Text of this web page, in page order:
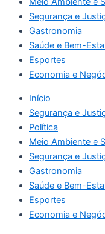
Segurança e
Gastronomia
Saúde e Bem-
Esportes
Economia e
Início
Segurança e
Política
Meio Ambiente e
Segurança e
Gastronomia
Saúde e Bem-
Esportes
Economia e